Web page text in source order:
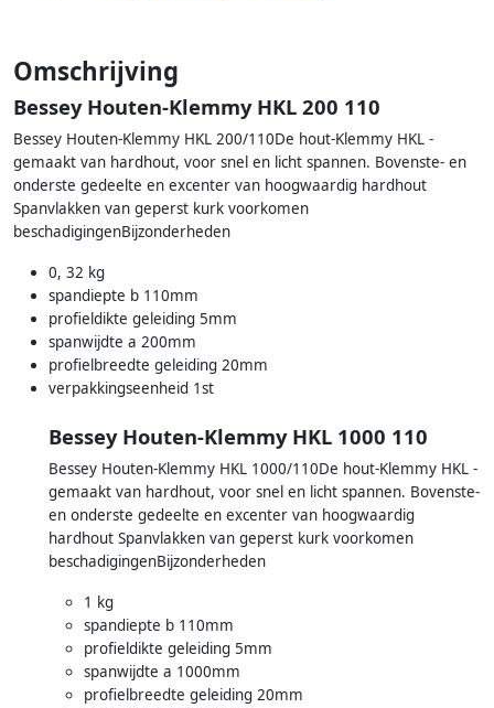
Omschrijving
Bessey Houten-Klemmy HKL 200 110
Bessey Houten-Klemmy HKL 200/110De hout-Klemmy HKL -
gemaakt van hardhout, voor snel en licht spannen. Bovenste- en
onderste gedeelte en excenter van hoogwaardig hardhout
Spanvlakken van geperst kurk voorkomen
beschadigingenBijzonderheden
0, 32 kg
spandiepte b 110mm
profieldikte geleiding 5mm
spanwijdte a 200mm
profielbreedte geleiding 20mm
verpakkingseenheid 1st
Bessey Houten-Klemmy HKL 1000 110
Bessey Houten-Klemmy HKL 1000/110De hout-Klemmy HKL -
gemaakt van hardhout, voor snel en licht spannen. Bovenste-
en onderste gedeelte en excenter van hoogwaardig
hardhout Spanvlakken van geperst kurk voorkomen
beschadigingenBijzonderheden
1 kg
spandiepte b 110mm
profieldikte geleiding 5mm
spanwijdte a 1000mm
profielbreedte geleiding 20mm